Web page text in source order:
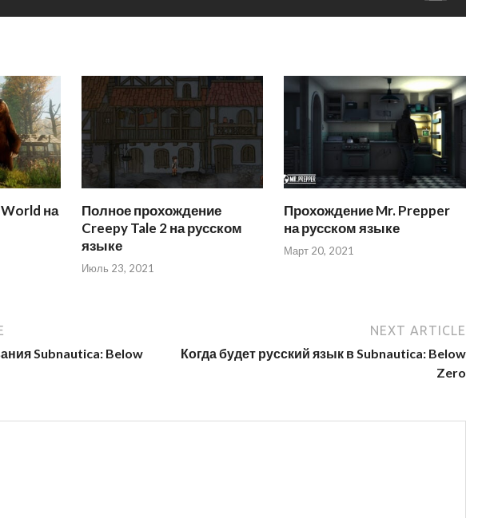
на
Полное прохождение
Creepy Tale 2 на русском
языке
Июль 23, 2021
Прохождение Mr. Prepper
на русском языке
Март 20, 2021
Subnautica: Below
NEXT ARTICLE
Когда будет русский язык в Subnautica: Below
Zero